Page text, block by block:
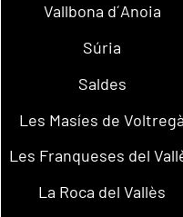
Vallbona d´Anoia
Súria
Saldes
Les Masíes de Voltregà
Les Franqueses del
La Roca del Vallès